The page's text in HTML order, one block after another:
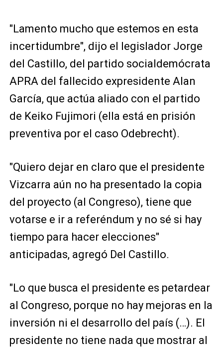
"Lamento mucho que estemos en esta
incertidumbre", dijo el legislador Jorge
del Castillo, del partido socialdemócrata
APRA del fallecido expresidente Alan
García, que actúa aliado con el partido
de Keiko Fujimori (ella está en prisión
preventiva por el caso Odebrecht).
"Quiero dejar en claro que el presidente
Vizcarra aún no ha presentado la copia
del proyecto (al Congreso), tiene que
votarse e ir a referéndum y no sé si hay
tiempo para hacer elecciones"
anticipadas, agregó Del Castillo.
"Lo que busca el presidente es petardear
al Congreso, porque no hay mejoras en la
inversión ni el desarrollo del país (…). El
presidente no tiene nada que mostrar al